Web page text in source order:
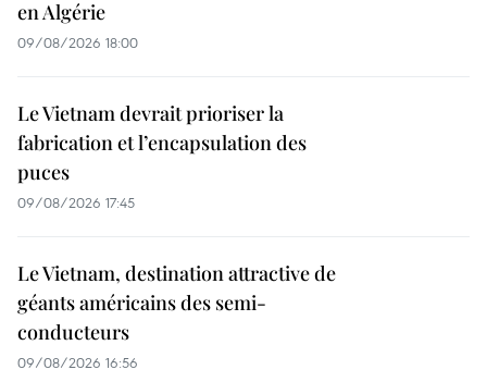
en Algérie
09/08/2026 18:00
Le Vietnam devrait prioriser la
fabrication et l’encapsulation des
puces
09/08/2026 17:45
Le Vietnam, destination attractive de
géants américains des semi-
conducteurs
09/08/2026 16:56